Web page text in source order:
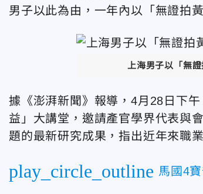
男子以此為由，一年內以「無證拍
上海男子以「無
據《澎湃新聞》報導，4月28日下
益」大講堂，邀請產官學界代表與
題的最新研究成果，指出近年來職
play_circle_outline 馬國4